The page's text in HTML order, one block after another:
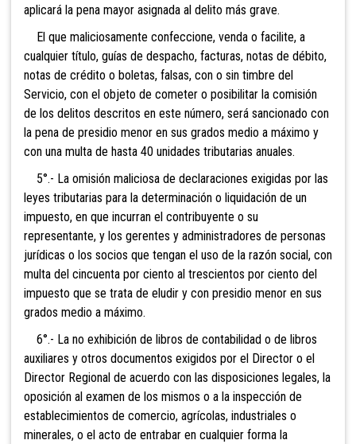
aplicará la pena mayor asignada al delito más grave.
El que maliciosamente confeccione, venda o facilite, a
cualquier título, guías de despacho, facturas, notas de débito,
notas de crédito o boletas, falsas, con o sin timbre del
Servicio, con el objeto de cometer o posibilitar la comisión
de los delitos descritos en este número, será sancionado con
la pena de presidio menor en sus grados medio a máximo y
con una multa de hasta 40 unidades tributarias anuales.
5°.- La omisión maliciosa de declaraciones exigidas por las
leyes tributarias para la determinación o liquidación de un
impuesto, en que incurran el contribuyente o su
representante, y los gerentes y administradores de personas
jurídicas o los socios que tengan el uso de la razón social, con
multa del cincuenta por ciento al trescientos por ciento del
impuesto que se trata de eludir y con presidio menor en sus
grados medio a máximo.
6°.- La no exhibición de libros de contabilidad o de libros
auxiliares y otros documentos exigidos por el Director o el
Director Regional de acuerdo con las disposiciones legales, la
oposición al examen de los mismos o a la inspección de
establecimientos de comercio, agrícolas, industriales o
minerales, o el acto de entrabar en cualquier forma la